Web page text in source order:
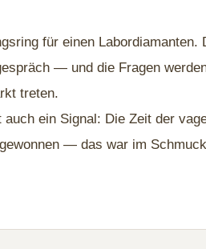
für einen Labordiamanten.
— und die Fragen
treten.
ein Signal: Die Zeit der
— das war im